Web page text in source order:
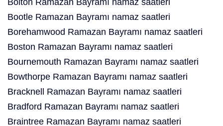
Bolton Ramazan Bayramı namaz saatleri
Bootle Ramazan Bayramı namaz saatleri
Borehamwood Ramazan Bayramı namaz saatleri
Boston Ramazan Bayramı namaz saatleri
Bournemouth Ramazan Bayramı namaz saatleri
Bowthorpe Ramazan Bayramı namaz saatleri
Bracknell Ramazan Bayramı namaz saatleri
Bradford Ramazan Bayramı namaz saatleri
Braintree Ramazan Bayramı namaz saatleri